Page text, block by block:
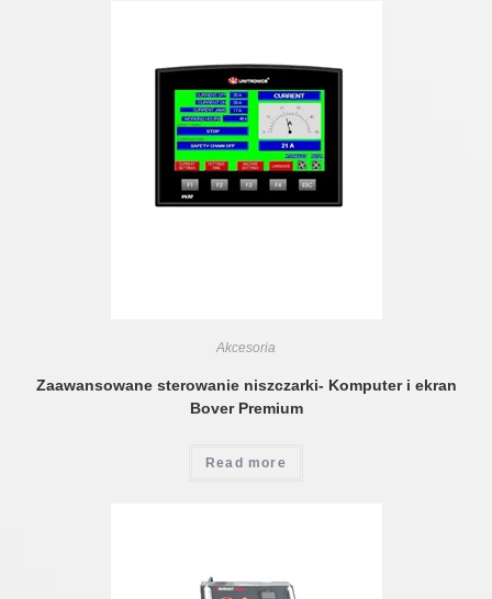
Akcesoria
Zaawansowane sterowanie niszczarki- Komputer i ekran
Bover Premium
Read more